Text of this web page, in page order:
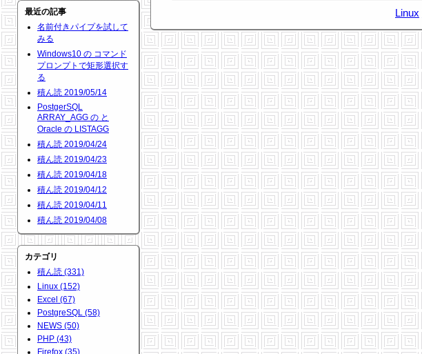
最近の記事
名前付きパイプを試して
みる
Windows10 の コマンド
プロンプトで矩形選択す
る
積ん読 2019/05/14
PostgerSQL
ARRAY_AGG の と
Oracle の LISTAGG
積ん読 2019/04/24
積ん読 2019/04/23
積ん読 2019/04/18
積ん読 2019/04/12
積ん読 2019/04/11
積ん読 2019/04/08
カテゴリ
積ん読 (331)
Linux (152)
Excel (67)
PostgreSQL (58)
NEWS (50)
PHP (43)
Firefox (35)
Linux